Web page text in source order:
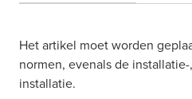
Het artikel moet worden
normen, evenals de
installatie.